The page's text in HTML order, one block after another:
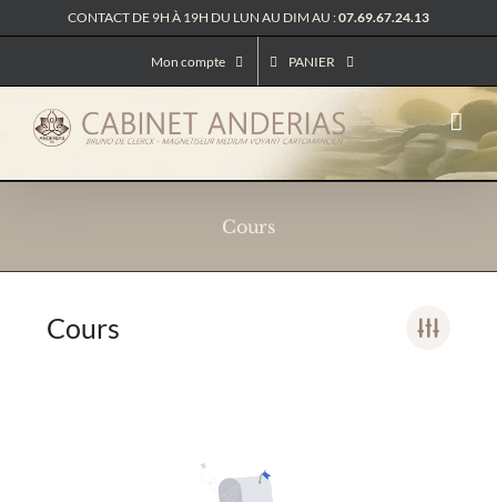
au
CONTACT DE 9H À 19H DU LUN AU DIM AU :07.69.67.24.13
Mon compte PANIER
Cours
Cours